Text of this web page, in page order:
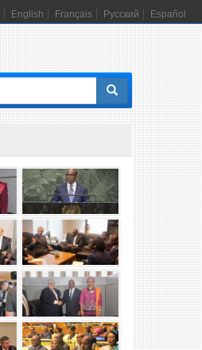
English Français Русский Español